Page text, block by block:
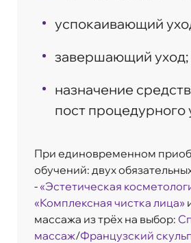
успокаивающий
завершающий уход;
назначение
пост процедурного
При единовременном
обучений: двух
-«Эстетическая
«Комплексная чистка лица»
массажа из трёх на выбор:
массаж/Французский